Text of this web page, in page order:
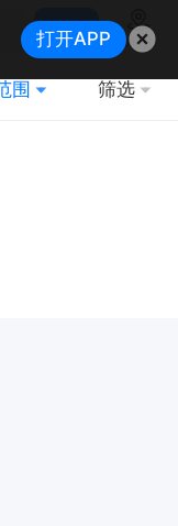
搜索
地图
围 筛选
打开APP